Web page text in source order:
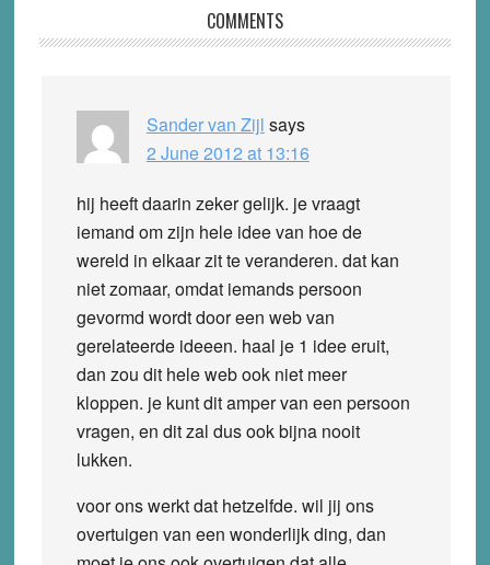
Interactions
COMMENTS
Sander van Zijl says
2 June 2012 at 13:16
hij heeft daarin zeker gelijk. je vraagt
iemand om zijn hele idee van hoe de
wereld in elkaar zit te veranderen. dat kan
niet zomaar, omdat iemands persoon
gevormd wordt door een web van
gerelateerde ideeen. haal je 1 idee eruit,
dan zou dit hele web ook niet meer
kloppen. je kunt dit amper van een persoon
vragen, en dit zal dus ook bijna nooit
lukken.
voor ons werkt dat hetzelfde. wil jij ons
overtuigen van een wonderlijk ding, dan